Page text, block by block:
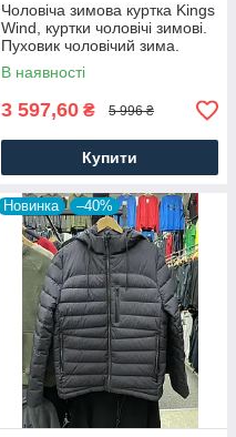
Чоловіча зимова куртка Kings
Wind, куртки чоловічі зимові.
Пуховик чоловічий зима.
Чоловічий одяг
В наявності
3 597,60 ₴ 5 996 ₴
Купити
Новинка –40%